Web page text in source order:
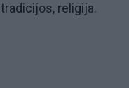
religija.